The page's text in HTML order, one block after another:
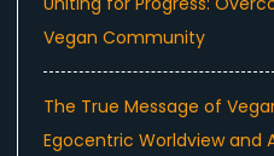
Vegan Community
The True Message of
Egocentric Worldview and